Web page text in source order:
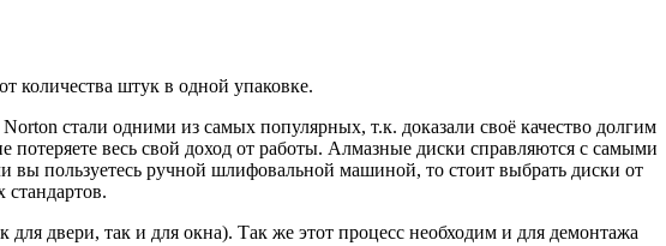
количества штук в одной упаковке.
стали одними из самых популярных, т.к. доказали своё качество долгим
весь свой доход от работы. Алмазные диски справляются с самыми
вы пользуетесь ручной шлифовальной машиной, то стоит выбрать диски от
двери, так и для окна). Так же этот процесс необходим и для демонтажа